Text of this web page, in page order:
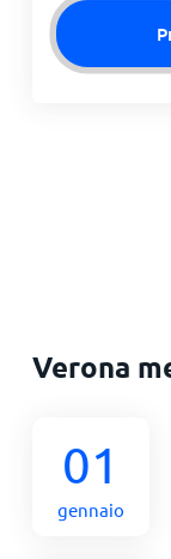
Verona
01
gennaio